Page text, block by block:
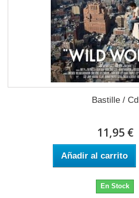
Bastille / Cd
11,95 €
Añadir al carrito
En Stock